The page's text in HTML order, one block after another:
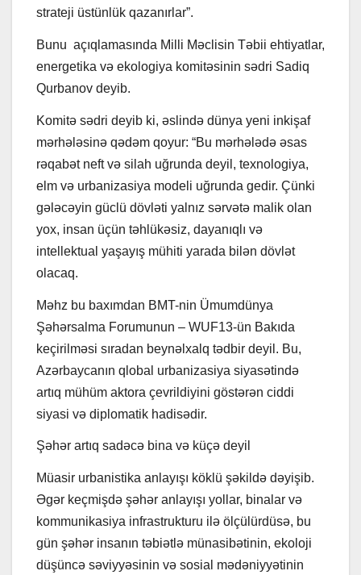
strateji üstünlük qazanırlar”.
Bunu açıqlamasında Milli Məclisin Təbii ehtiyatlar,
energetika və ekologiya komitəsinin sədri Sadiq
Qurbanov deyib.
Komitə sədri deyib ki, əslində dünya yeni inkişaf
mərhələsinə qədəm qoyur: “Bu mərhələdə əsas
rəqabət neft və silah uğrunda deyil, texnologiya,
elm və urbanizasiya modeli uğrunda gedir. Çünki
gələcəyin güclü dövləti yalnız sərvətə malik olan
yox, insan üçün təhlükəsiz, dayanıqlı və
intellektual yaşayış mühiti yarada bilən dövlət
olacaq.
Məhz bu baxımdan BMT-nin Ümumdünya
Şəhərsalma Forumunun – WUF13-ün Bakıda
keçirilməsi sıradan beynəlxalq tədbir deyil. Bu,
Azərbaycanın qlobal urbanizasiya siyasətində
artıq mühüm aktora çevrildiyini göstərən ciddi
siyasi və diplomatik hadisədir.
Şəhər artıq sadəcə bina və küçə deyil
Müasir urbanistika anlayışı köklü şəkildə dəyişib.
Əgər keçmişdə şəhər anlayışı yollar, binalar və
kommunikasiya infrastrukturu ilə ölçülürdüsə, bu
gün şəhər insanın təbiətlə münasibətinin, ekoloji
düşüncə səviyyəsinin və sosial mədəniyyətinin